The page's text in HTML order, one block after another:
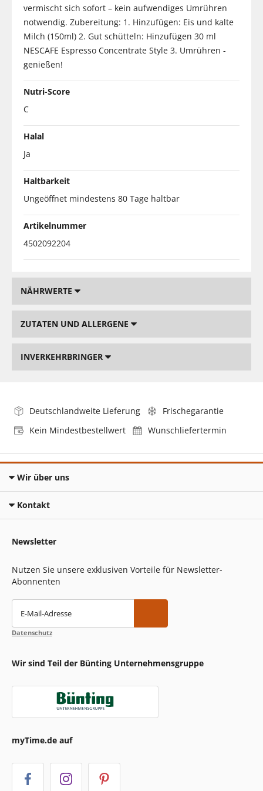
vermischt sich sofort – kein aufwendiges Umrühren
notwendig. Zubereitung: 1. Hinzufügen: Eis und kalte
Milch (150ml) 2. Gut schütteln: Hinzufügen 30 ml
NESCAFE Espresso Concentrate Style 3. Umrühren -
genießen!
Nutri-Score
C
Halal
Ja
Haltbarkeit
Ungeöffnet mindestens 80 Tage haltbar
Artikelnummer
4502092204
NÄHRWERTE
ZUTATEN UND ALLERGENE
INVERKEHRBRINGER
Deutschlandweite Lieferung
Frischegarantie
Kein Mindestbestellwert
Wunschliefertermin
Wir über uns
Kontakt
Newsletter
Nutzen Sie unsere exklusiven Vorteile für Newsletter-
Abonnenten
E-Mail-Adresse
Datenschutz
Wir sind Teil der Bünting Unternehmensgruppe
myTime.de auf